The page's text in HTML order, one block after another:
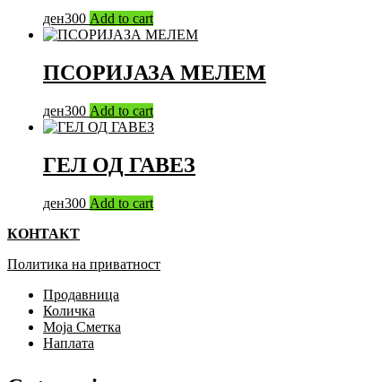
ден300 Add to cart
ПСОРИЈАЗА МЕЛЕМ
ден300 Add to cart
ГЕЛ ОД ГАВЕЗ
ден300 Add to cart
КОНТАКТ
Политика на приватност
Продавница
Количка
Моја Сметка
Наплата